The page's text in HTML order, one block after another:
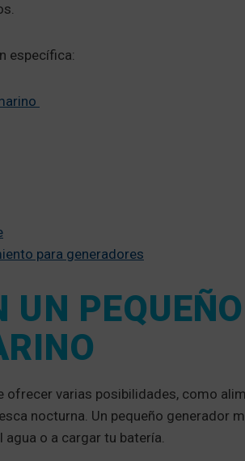
específica:
para generadores
UN PEQUEÑO
ofrecer varias posibilidades, como
nocturna. Un pequeño generador
o a cargar tu batería.